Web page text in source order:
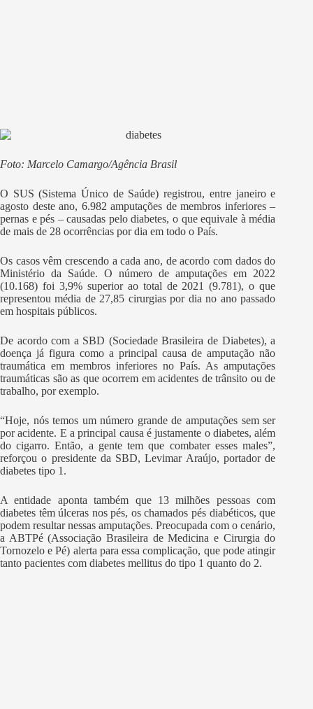
Foto: Marcelo Camargo/Agência Brasil
O SUS (Sistema Único de Saúde) registrou, entre janeiro e
agosto deste ano, 6.982 amputações de membros inferiores –
pernas e pés – causadas pelo diabetes, o que equivale à média
de mais de 28 ocorrências por dia em todo o País.
Os casos vêm crescendo a cada ano, de acordo com dados do
Ministério da Saúde. O número de amputações em 2022
(10.168) foi 3,9% superior ao total de 2021 (9.781), o que
representou média de 27,85 cirurgias por dia no ano passado
em hospitais públicos.
De acordo com a SBD (Sociedade Brasileira de Diabetes), a
doença já figura como a principal causa de amputação não
traumática em membros inferiores no País. As amputações
traumáticas são as que ocorrem em acidentes de trânsito ou de
trabalho, por exemplo.
“Hoje, nós temos um número grande de amputações sem ser
por acidente. E a principal causa é justamente o diabetes, além
do cigarro. Então, a gente tem que combater esses males”,
reforçou o presidente da SBD, Levimar Araújo, portador de
diabetes tipo 1.
A entidade aponta também que 13 milhões pessoas com
diabetes têm úlceras nos pés, os chamados pés diabéticos, que
podem resultar nessas amputações. Preocupada com o cenário,
a ABTPé (Associação Brasileira de Medicina e Cirurgia do
Tornozelo e Pé) alerta para essa complicação, que pode atingir
tanto pacientes com diabetes mellitus do tipo 1 quanto do 2.